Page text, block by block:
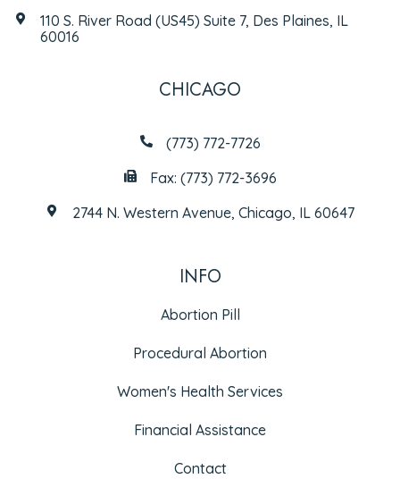
110 S. River Road (US45) Suite 7, Des Plaines, IL
60016
CHICAGO
(773) 772-7726
Fax: (773) 772-3696
2744 N. Western Avenue, Chicago, IL 60647
INFO
Abortion Pill
Procedural Abortion
Women's Health Services
Financial Assistance
Contact